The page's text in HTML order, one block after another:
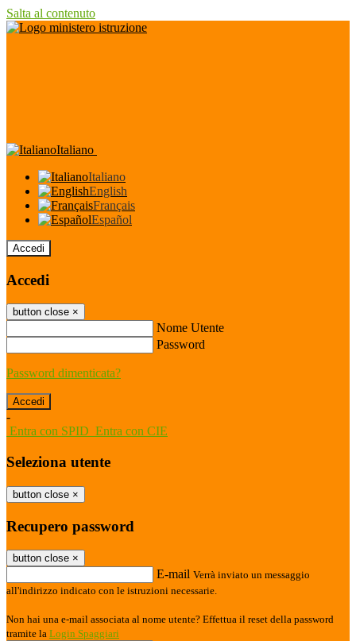
Salta al contenuto
Italiano
Italiano
English
Français
Español
Accedi
Accedi
button close ×
Nome Utente
Password
Password dimenticata?
-
Entra con SPID Entra con CIE
Seleziona utente
button close ×
Recupero password
button close ×
E-mail Verrà inviato un messaggio
all'indirizzo indicato con le istruzioni necessarie.
Non hai una e-mail associata al nome utente? Effettua il reset della password
tramite la Login Spaggiari